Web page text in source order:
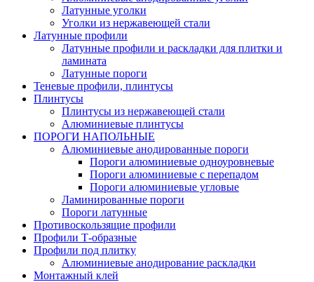
Латунные уголки
Уголки из нержавеющей стали
Латунные профили
Латунные профили и раскладки для плитки и
ламината
Латунные пороги
Теневые профили, плинтусы
Плинтусы
Плинтусы из нержавеющей стали
Алюминиевые плинтусы
ПОРОГИ НАПОЛЬНЫЕ
Алюминиевые анодированные пороги
Пороги алюминиевые одноуровневые
Пороги алюминиевые с перепадом
Пороги алюминиевые угловые
Ламинированные пороги
Пороги латунные
Противоскользящие профили
Профили Т-образные
Профили под плитку
Алюминиевые анодирование раскладки
Монтажный клей